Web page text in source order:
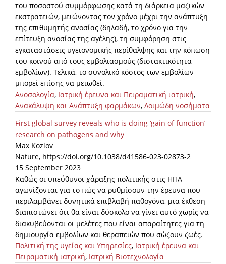
του ποσοστού συμμόρφωσης κατά τη διάρκεια μαζικών
εκστρατειών, μειώνοντας τον χρόνο μέχρι την ανάπτυξη
της επιθυμητής ανοσίας (δηλαδή, το χρόνο για την
επίτευξη ανοσίας της αγέλης), τη συμφόρηση στις
εγκαταστάσεις υγειονομικής περίθαλψης και την κόπωση
του κοινού από τους εμβολιασμούς (διστακτικότητα
εμβολίων). Τελικά, το συνολικό κόστος των εμβολίων
μπορεί επίσης να μειωθεί.
Ανοσολογία, Ιατρική έρευνα και Πειραματική ιατρική,
Ανακάλυψη και Ανάπτυξη φαρμάκων, Λοιμώδη νοσήματα
First global survey reveals who is doing ‘gain of function’
research on pathogens and why
Max Kozlov
Nature, https://doi.org/10.1038/d41586-023-02873-2
15 September 2023
Καθώς οι υπεύθυνοι χάραξης πολιτικής στις ΗΠΑ
αγωνίζονται για το πώς να ρυθμίσουν την έρευνα που
περιλαμβάνει δυνητικά επιβλαβή παθογόνα, μια έκθεση
διαπιστώνει ότι θα είναι δύσκολο να γίνει αυτό χωρίς να
διακυβεύονται οι μελέτες που είναι απαραίτητες για τη
δημιουργία εμβολίων και θεραπειών που σώζουν ζωές.
Πολιτική της υγείας και Υπηρεσίες, Ιατρική έρευνα και
Πειραματική ιατρική, Ιατρική Βιοτεχνολογία